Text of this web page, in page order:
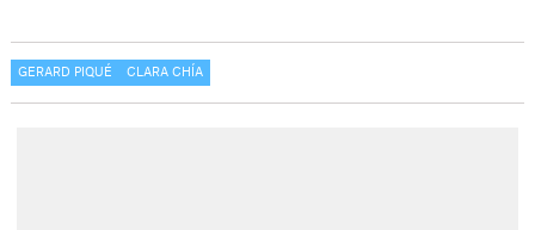
GERARD PIQUÉ CLARA CHÍA